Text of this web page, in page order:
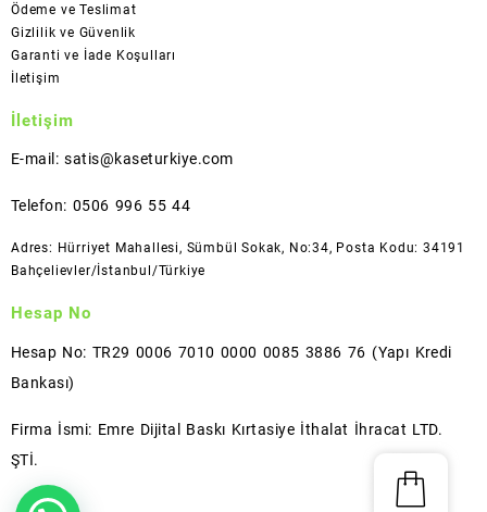
Ödeme ve Teslimat
Gizlilik ve Güvenlik
Garanti ve İade Koşulları
İletişim
İletişim
E-mail: satis@kaseturkiye.com
Telefon: 0506 996 55 44
Adres: Hürriyet Mahallesi, Sümbül Sokak, No:34, Posta Kodu: 34191
Bahçelievler/İstanbul/Türkiye
Hesap No
Hesap No: TR29 0006 7010 0000 0085 3886 76 (Yapı Kredi
Bankası)
Firma İsmi: Emre Dijital Baskı Kırtasiye İthalat İhracat LTD.
ŞTİ.